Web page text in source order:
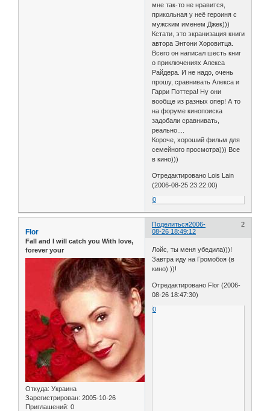
мне так-то не нравится,
прикольная у неё героиня с
мужским именем Джек)))
Кстати, это экранизация книги
автора Энтони Хоровитца.
Всего он написал шесть книг
о приключениях Алекса
Райдера. И не надо, очень
прошу, сравнивать Алекса и
Гарри Поттера! Ну они
вообще из разных опер! А то
на форуме кинопоиска
задобали сравнивать,
реально....
Короче, хороший фильм для
семейного просмотра))) Все
в кино)))
Отредактировано Lois Lain
(2006-08-25 23:22:00)
0
Поделиться 2
2006-
08-26 18:49:12
Flor
Fall and I will catch you With love,
forever your
Откуда: Украина
Зарегистрирован: 2005-10-26
Приглашений: 0
Лойс, ты меня убедила)))!
Завтра иду на Громобоя (в
кино) ))!
Отредактировано Flor (2006-
08-26 18:47:30)
0